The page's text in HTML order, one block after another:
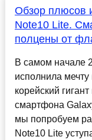
Обзор плюсов
Note10 Lite.
полцены от
В самом начале
исполнила
корейский
смартфона
мы попробуем
Note10 Lite